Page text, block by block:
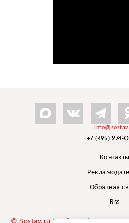
+7 (495) 274-
Контакты
Обратная
Rss